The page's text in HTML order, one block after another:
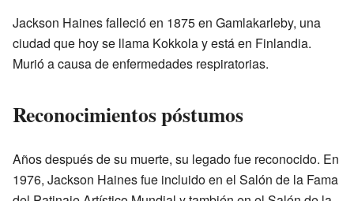
Jackson Haines falleció en 1875 en Gamlakarleby, una
ciudad que hoy se llama Kokkola y está en Finlandia.
Murió a causa de enfermedades respiratorias.
Reconocimientos póstumos
Años después de su muerte, su legado fue reconocido. En
1976, Jackson Haines fue incluido en el Salón de la Fama